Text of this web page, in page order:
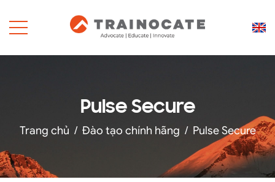
Pulse Secure
Trang chủ / Đào tạo chính hãng / Pulse Secure